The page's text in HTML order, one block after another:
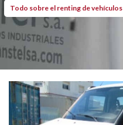
Todo sobre el renting de vehículos